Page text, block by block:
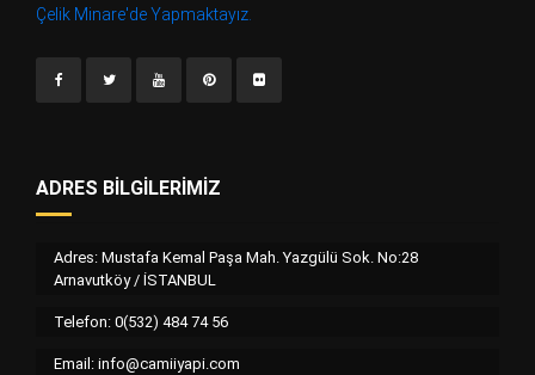
Çelik Minare'de Yapmaktayız.
ADRES BILGILERIMIZ
Adres: Mustafa Kemal Paşa Mah. Yazgülü Sok. No:28
Arnavutköy / İSTANBUL
Telefon: 0(532) 484 74 56
Email: info@camiiyapi.com